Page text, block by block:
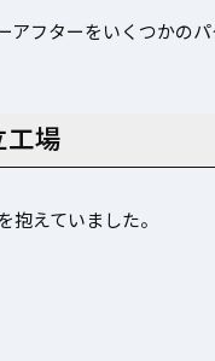
フターをいくつかのパ
場
えていました。